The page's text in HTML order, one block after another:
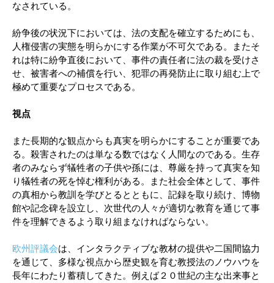
なされている。
紛争後の状況下においては、法の支配を確立するためにも、
人権侵害の実態を明らかにする作業が不可欠である。またそ
れは特に紛争直後において、事件の責任者に法の裁を受けさ
せ、被害者への補償を行い、犯罪の再発防止に取り組む上で
極めて重要なプロセスである。
視点
また長期的な観点からも真実を明らかにすることが重要であ
る。殺害されたのは単なる数ではなく人間なのである。生存
者のみならず犠牲者の子供や孫には、尊厳を持って真実を知
り犠牲者の死を悼む権利がある。また社会全体として、事件
の真相から教訓を学びとるとともに、記録を取り続け、博物
館や記念碑を設立し、次世代の人々が適切な教育を通じて事
件を理解できるよう取り組まなければならない。
欧州評議会は、インタラクティブな教材の提供や二国間協力
を通じて、多様な視点から歴史観を育む教授法のノウハウを
長年にわたり蓄積してきた。例えば２０世紀の主な出来事と